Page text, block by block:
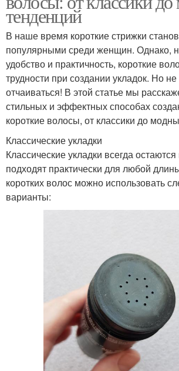
тенденций
В наше время короткие стрижки
популярными среди женщин. Однако,
удобство и практичность, короткие
трудности при создании укладок. Но не
отчаиваться! В этой статье мы
стильных и эффектных способах
короткие волосы, от классики до
Классические укладки
Классические укладки всегда
подходят практически для любой
коротких волос можно использовать
варианты: